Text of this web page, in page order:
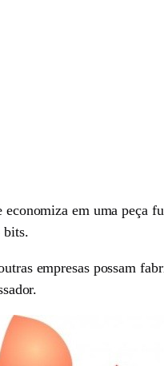
em uma peça
bits.
empresas possam